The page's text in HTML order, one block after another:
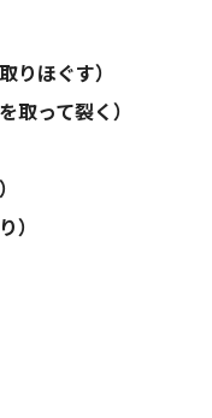
りほぐす）
取って裂く）
）